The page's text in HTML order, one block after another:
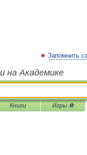
Запомнить
на Академике
Книги Игры ⚽